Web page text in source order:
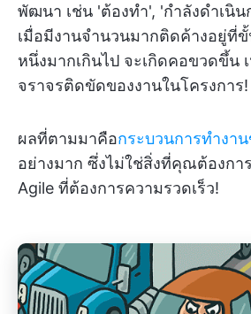
พัฒนา เช่น 'ต้องทำ', 'กำลังดำเนิน
เมื่อมีงานจำนวนมากติดค้างอยู่ที่
หนึ่งมากเกินไป จะเกิดคอขวดขึ้น
จราจรติดขัดของงานในโครงการ!
ผลที่ตามมาคือกระบวนการทำงา
อย่างมาก ซึ่งไม่ใช่สิ่งที่คุณต้องกา
Agile ที่ต้องการความรวดเร็ว!